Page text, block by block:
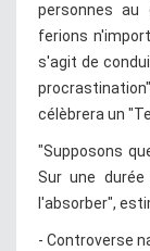
personnes au
ferions
s'agit de
célèbrera un
"Supposons
Sur une
l'absorber",
- Controverse